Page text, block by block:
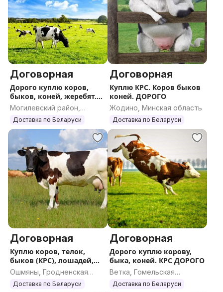
Договорная
Дорого куплю коров,
быков, коней, жеребят.
КРС
Могилевский район,
Могилевская область
Доставка по Беларуси
Договорная
Куплю КРС. Коров быков
коней. ДОРОГО
Жодино, Минская область
Доставка по Беларуси
Договорная
Куплю коров, телок,
быков (КРС), лошадей,
жеребят
Ошмяны, Гродненская
область
Доставка по Беларуси
Договорная
Дорого куплю корову,
быка, коней. КРС ДОРОГО
Ветка, Гомельская
область
Доставка по Беларуси